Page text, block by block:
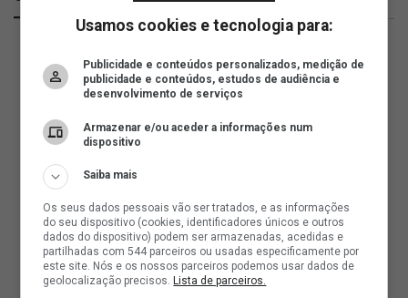
Usamos cookies e tecnologia para:
Publicidade e conteúdos personalizados, medição de
publicidade e conteúdos, estudos de audiência e
desenvolvimento de serviços
Armazenar e/ou aceder a informações num
dispositivo
Saiba mais
Os seus dados pessoais vão ser tratados, e as informações
do seu dispositivo (cookies, identificadores únicos e outros
dados do dispositivo) podem ser armazenadas, acedidas e
partilhadas com 544 parceiros ou usadas especificamente por
este site. Nós e os nossos parceiros podemos usar dados de
geolocalização precisos.Lista de parceiros.